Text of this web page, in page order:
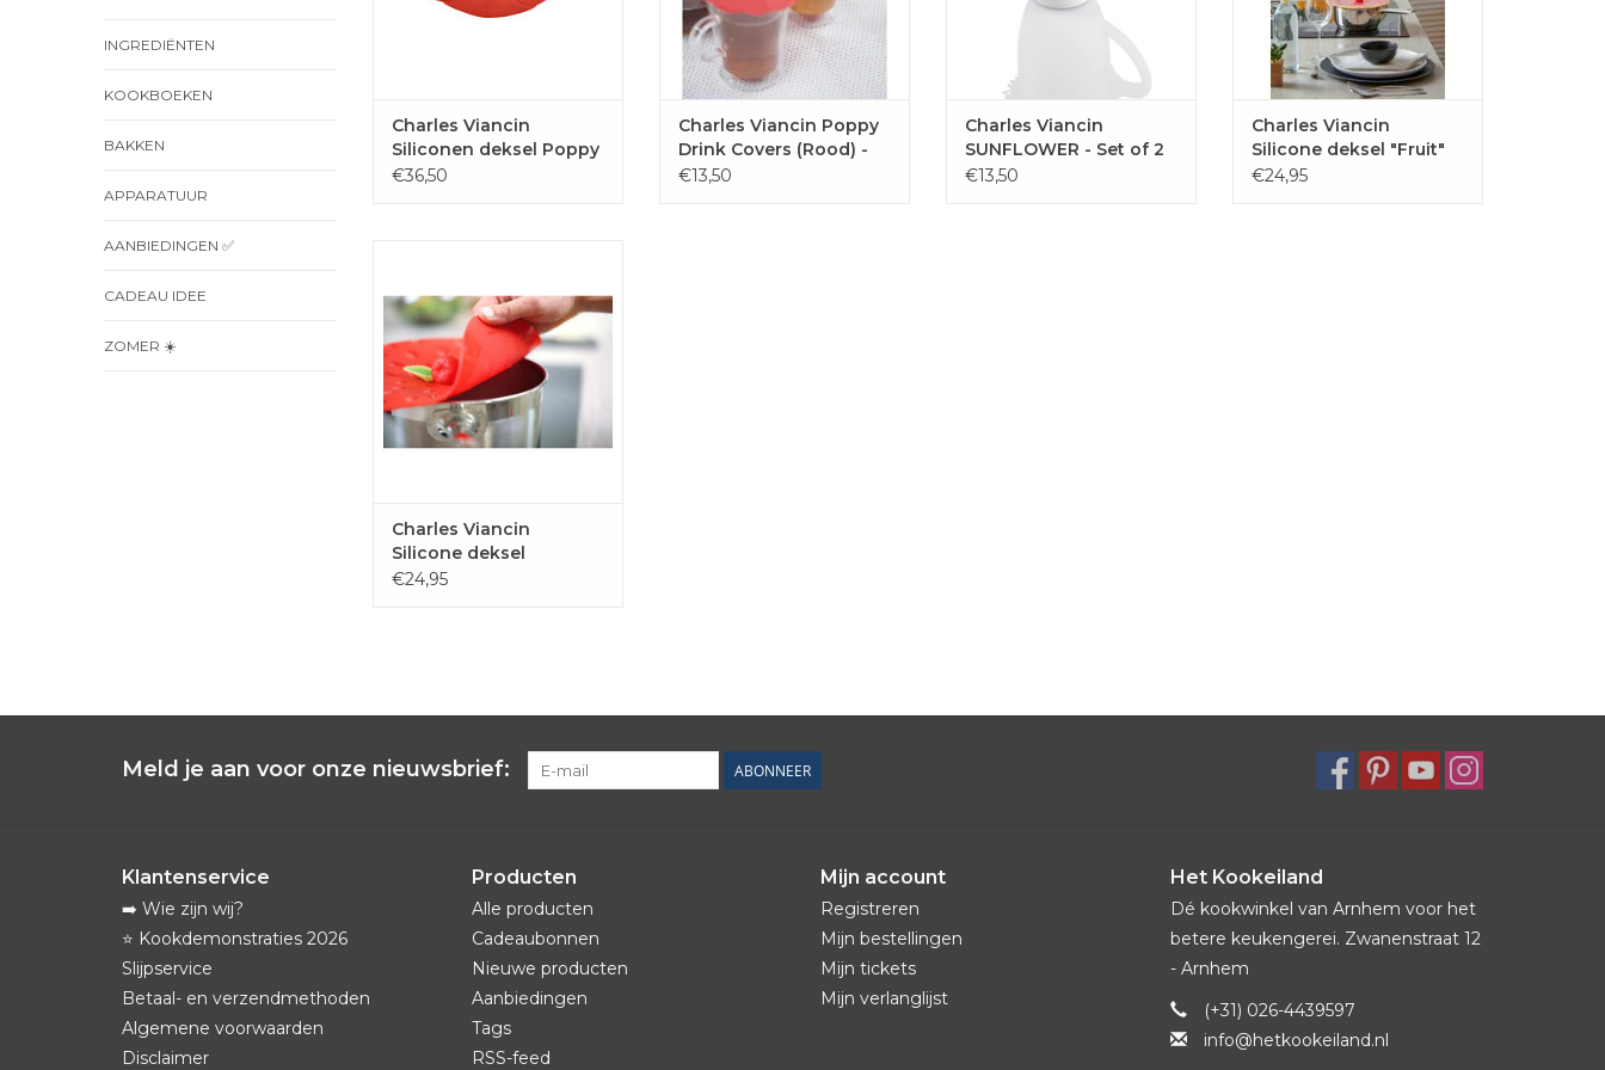
INGREDIËNTEN
KOOKBOEKEN
BAKKEN
APPARATUUR
AANBIEDINGEN ✅
CADEAU IDEE
ZOMER ☀️
Charles Viancin
Siliconen deksel Poppy
Ovaal 35x25 cm
€36,50
Charles Viancin Poppy
Drink Covers (Rood) -
Set / 2
€13,50
Charles Viancin
SUNFLOWER - Set of 2
Drink Covers
€13,50
Charles Viancin
Silicone deksel "Fruit"
€24,95
WINKELWAGEN
Charles Viancin
Silicone deksel
"BERRIES"
€24,95
Meld je aan voor onze nieuwsbrief: ABONNEER
Klantenservice
➡️ Wie zijn wij?
⭐️ Kookdemonstraties 2026
Slijpservice
Betaal- en verzendmethoden
Algemene voorwaarden
Disclaimer
Producten
Alle producten
Cadeaubonnen
Nieuwe producten
Aanbiedingen
Tags
RSS-feed
Mijn account
Registreren
Mijn bestellingen
Mijn tickets
Mijn verlanglijst
Het Kookeiland
Dé kookwinkel van Arnhem voor het
betere keukengerei. Zwanenstraat 12
- Arnhem
(+31) 026-4439597
info@hetkookeiland.nl